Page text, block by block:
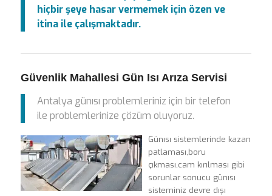
hiçbir şeye hasar vermemek için özen ve
itina ile çalışmaktadır.
Güvenlik Mahallesi Gün Isı Arıza Servisi
Antalya günısı problemleriniz için bir telefon
ile problemlerinize çözüm oluyoruz.
Günısı sistemlerinde kazan
patlaması,boru
çıkması,cam kırılması gibi
sorunlar sonucu günısı
sisteminiz devre dışı